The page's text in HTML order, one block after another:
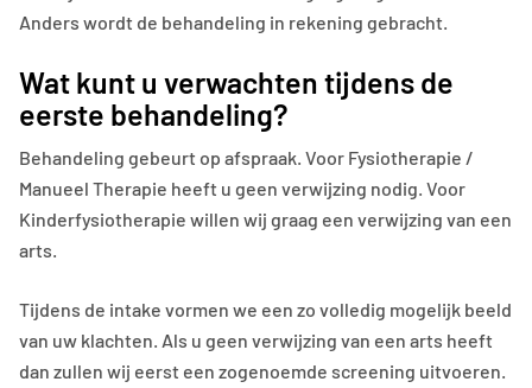
Anders wordt de behandeling in rekening gebracht.
Wat kunt u verwachten tijdens de
eerste behandeling?
Behandeling gebeurt op afspraak. Voor Fysiotherapie /
Manueel Therapie heeft u geen verwijzing nodig. Voor
Kinderfysiotherapie willen wij graag een verwijzing van een
arts.
Tijdens de intake vormen we een zo volledig mogelijk beeld
van uw klachten. Als u geen verwijzing van een arts heeft
dan zullen wij eerst een zogenoemde screening uitvoeren.